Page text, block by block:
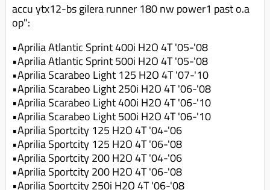
Uitlaat bocht
Radiateur (delen)
Waterpomp (delen)
V-snaren
Variorolsets
Pulley
Variateur (delen)
Variokit
Remsegmenten
Remklauw (delen)
Remschijven
Voorrem kabel
Voorvork
Wiel (delen)
Zadel
Standaard
Kickstart (delen)
Voordragers
Windschermen
Accessoires overig
Zadel
Gereedschap
Speednut
accu ytx12-bs gilera runner 180 nw power1 past o.a
op":
•Aprilia Atlantic Sprint 400i H2O 4T '05-'08
•Aprilia Atlantic Sprint 500i H2O 4T '05-'08
•Aprilia Scarabeo Light 125 H2O 4T '07-'10
•Aprilia Scarabeo Light 250i H2O 4T '06-'08
•Aprilia Scarabeo Light 400i H2O 4T '06-'10
•Aprilia Scarabeo Light 500i H2O 4T '06-'10
•Aprilia Sportcity 125 H2O 4T '04-'06
•Aprilia Sportcity 125 H2O 4T '06-'08
•Aprilia Sportcity 200 H2O 4T '04-'06
•Aprilia Sportcity 200 H2O 4T '06-'08
•Aprilia Sportcity 250i H2O 4T '06-'08